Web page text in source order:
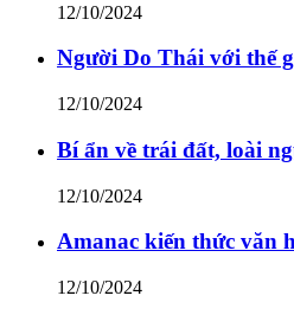
12/10/2024
Người Do Thái với thế
12/10/2024
Bí ẩn về trái đất, loài
12/10/2024
Amanac kiến thức văn
12/10/2024